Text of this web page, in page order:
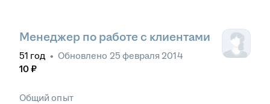
Менеджер по работе с клиентами
51 год • Обновлено 25 февраля 2014
10₽
Общий опыт